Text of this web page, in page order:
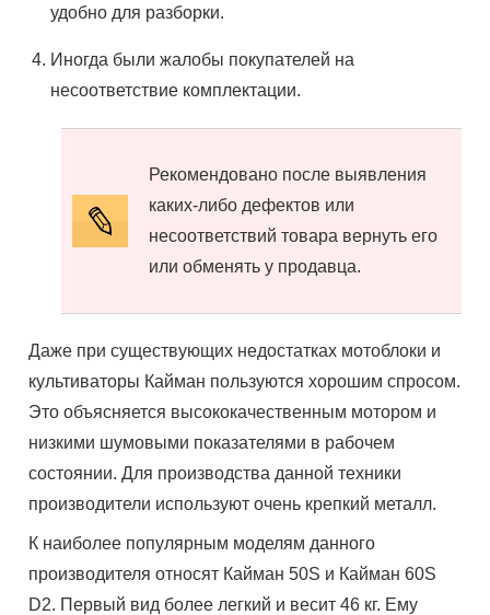
удобно для разборки.
Иногда были жалобы покупателей на
несоответствие комплектации.
Рекомендовано после выявления
каких-либо дефектов или
несоответствий товара вернуть его
или обменять у продавца.
Даже при существующих недостатках мотоблоки и
культиваторы Кайман пользуются хорошим спросом.
Это объясняется высококачественным мотором и
низкими шумовыми показателями в рабочем
состоянии. Для производства данной техники
производители используют очень крепкий металл.
К наиболее популярным моделям данного
производителя относят Кайман 50S и Кайман 60S
D2. Первый вид более легкий и весит 46 кг. Ему